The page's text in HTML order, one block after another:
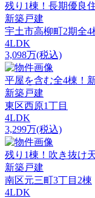
残り1棟！長期優良
新築戸建
宇土市高柳町2期全
4LDK
3,098万(税込)
平屋を含む全4棟！
新築戸建
東区西原1丁目
4LDK
3,299万(税込)
残り1棟！吹き抜け
新築戸建
南区元三町3丁目2棟
4LDK